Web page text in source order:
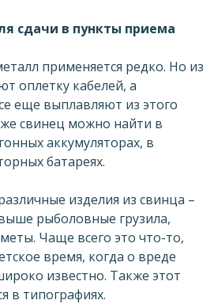
сдачи в пункты приема
применяется редко. Но из
оплетку кабелей, а
еще выплавляют из этого
свинец можно найти в
аккумуляторах, в
батареях.
изделия из свинца –
рыболовные грузила,
Чаще всего это что-то,
время, когда о вреде
известно. Также этот
в типографиях.